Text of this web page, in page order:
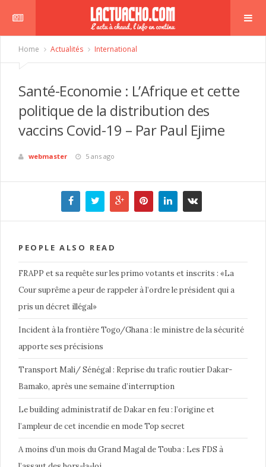
Home Actualités International
Santé-Economie : L’Afrique et cette
politique de la distribution des
vaccins Covid-19 – Par Paul Ejime
webmaster 5 ans ago
PEOPLE ALSO READ
FRAPP et sa requête sur les primo votants et inscrits : «La
Cour suprême a peur de rappeler à l’ordre le président qui a
pris un décret illégal»
Incident à la frontière Togo/Ghana : le ministre de la sécurité
apporte ses précisions
Transport Mali/ Sénégal : Reprise du trafic routier Dakar-
Bamako, après une semaine d’interruption
Le building administratif de Dakar en feu : l’origine et
l’ampleur de cet incendie en mode Top secret
A moins d’un mois du Grand Magal de Touba : Les FDS à